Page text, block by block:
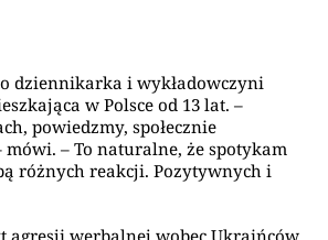
dziennikarka i wykładowczyni
w Polsce od 13 lat. –
powiedzmy, społecznie
– To naturalne, że spotykam
różnych reakcji. Pozytywnych i